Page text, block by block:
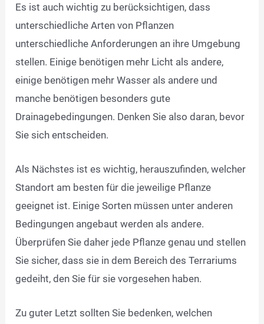
Es ist auch wichtig zu berücksichtigen, dass
unterschiedliche Arten von Pflanzen
unterschiedliche Anforderungen an ihre Umgebung
stellen. Einige benötigen mehr Licht als andere,
einige benötigen mehr Wasser als andere und
manche benötigen besonders gute
Drainagebedingungen. Denken Sie also daran, bevor
Sie sich entscheiden.
Als Nächstes ist es wichtig, herauszufinden, welcher
Standort am besten für die jeweilige Pflanze
geeignet ist. Einige Sorten müssen unter anderen
Bedingungen angebaut werden als andere.
Überprüfen Sie daher jede Pflanze genau und stellen
Sie sicher, dass sie in dem Bereich des Terrariums
gedeiht, den Sie für sie vorgesehen haben.
Zu guter Letzt sollten Sie bedenken, welchen